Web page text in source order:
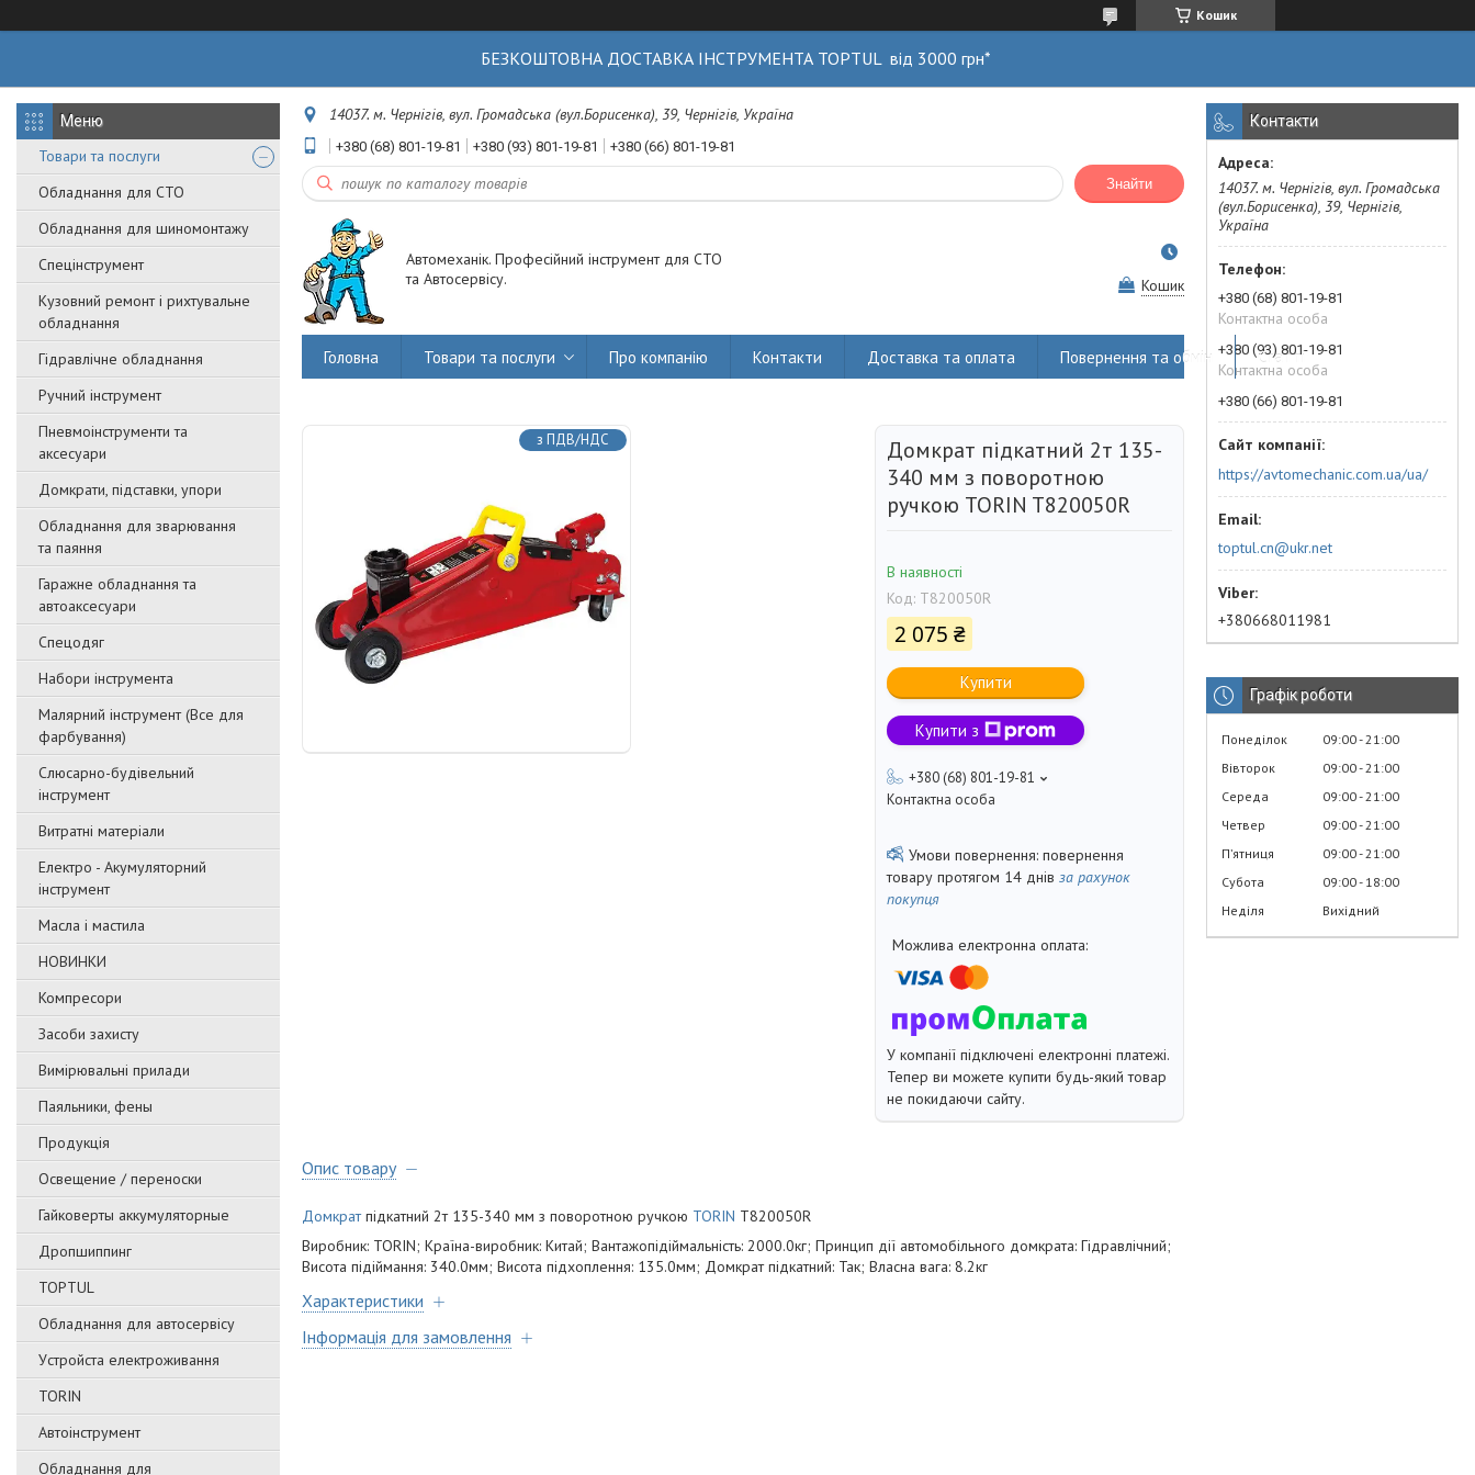
Кошик
БЕЗКОШТОВНА ДОСТАВКА ІНСТРУМЕНТА TOPTUL від 3000 грн*
Товари та послуги
Обладнання для СТО
Обладнання для шиномонтажу
Спецінструмент
Кузовний ремонт і рихтувальне
обладнання
Гідравлічне обладнання
Ручний інструмент
Пневмоінструменти та
аксесуари
Домкрати, підставки, упори
Обладнання для зварювання
та паяння
Гаражне обладнання та
автоаксесуари
Спецодяг
Набори інструмента
Малярний інструмент (Все для
фарбування)
Слюсарно-будівельний
інструмент
Витратні матеріали
Електро - Акумуляторний
інструмент
Масла і мастила
НОВИНКИ
Компресори
Засоби захисту
Вимірювальні прилади
Паяльники, фены
Продукція
Освещение / переноски
Гайковерты аккумуляторные
Дропшиппинг
TOPTUL
Обладнання для автосервісу
Уcтpoйстa елeктpoживання
TORIN
Автоінструмент
Обладнання для
14037. м. Чернігів, вул. Громадська (вул.Борисенка), 39, Чернігів, Україна
+380 (68) 801-19-81 +380 (93) 801-19-81 +380 (66) 801-19-81
Знайти
Автомеханік. Професійний інструмент для СТО
та Автосервісу.
Кошик
Головна Товари та послуги Про компанію Контакти Доставка та оплата Повернення та обмін Статті
з ПДВ/НДС
Домкрат підкатний 2т 135-
340 мм з поворотною
ручкою TORIN T820050R
В наявності
Код: T820050R
2 075 ₴
Купити
Купити з
+380 (68) 801-19-81
Контактна особа
повернення
товару протягом 14 днів за рахунок
покупця
У компанії підключені електронні платежі.
Тепер ви можете купити будь-який товар
не покидаючи сайту.
Опис товару
Домкратпідкатний 2т 135-340 мм з поворотною ручкою TORIN T820050R
Виробник: TORIN; Країна-виробник: Китай; Вантажопідіймальність: 2000.0кг; Принцип дії автомобільного домкрата: Гідравлічний;
Висота підіймання: 340.0мм; Висота підхоплення: 135.0мм; Домкрат підкатний: Так; Власна вага: 8.2кг
Характеристики
Інформація для замовлення
Контакти
14037. м. Чернігів, вул. Громадська
(вул.Борисенка), 39, Чернігів,
Україна
+380 (68) 801-19-81
Контактна особа
+380 (93) 801-19-81
Контактна особа
+380 (66) 801-19-81
https://avtomechanic.com.ua/ua/
toptul.cn@ukr.net
+380668011981
Графік роботи
Понеділок 09:00 21:00
Вівторок
09:00 21:00
Середа
09:00 21:00
Четвер
09:00 21:00
Пʼятниця
09:00 21:00
Субота
09:00 18:00
Неділя
Вихідний